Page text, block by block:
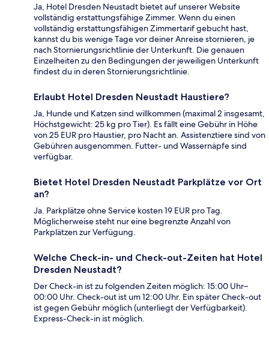
Ja, Hotel Dresden Neustadt bietet auf unserer Website
vollständig erstattungsfähige Zimmer. Wenn du einen
vollständig erstattungsfähigen Zimmertarif gebucht hast,
kannst du bis wenige Tage vor deiner Anreise stornieren, je
nach Stornierungsrichtlinie der Unterkunft. Die genauen
Einzelheiten zu den Bedingungen der jeweiligen Unterkunft
findest du in deren Stornierungsrichtlinie.
Erlaubt Hotel Dresden Neustadt Haustiere?
Ja, Hunde und Katzen sind willkommen (maximal 2 insgesamt,
Höchstgewicht: 25 kg pro Tier). Es fällt eine Gebühr in Höhe
von 25 EUR pro Haustier, pro Nacht an. Assistenztiere sind von
Gebühren ausgenommen. Futter- und Wassernäpfe sind
verfügbar.
Bietet Hotel Dresden Neustadt Parkplätze vor Ort
an?
Ja. Parkplätze ohne Service kosten 19 EUR pro Tag.
Möglicherweise steht nur eine begrenzte Anzahl von
Parkplätzen zur Verfügung.
Welche Check-in- und Check-out-Zeiten hat Hotel
Dresden Neustadt?
Der Check-in ist zu folgenden Zeiten möglich: 15:00 Uhr–
00:00 Uhr. Check-out ist um 12:00 Uhr. Ein später Check-out
ist gegen Gebühr möglich (unterliegt der Verfügbarkeit).
Express-Check-in ist möglich.